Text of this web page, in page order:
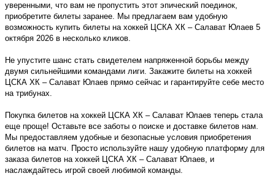
уверенными, что вам не пропустить этот эпический поединок,
приобретите билеты заранее. Мы предлагаем вам удобную
возможность купить билеты на хоккей ЦСКА ХК – Салават Юлаев 5
октября 2026 в несколько кликов.
Не упустите шанс стать свидетелем напряженной борьбы между
двумя сильнейшими командами лиги. Закажите билеты на хоккей
ЦСКА ХК – Салават Юлаев прямо сейчас и гарантируйте себе место
на трибунах.
Покупка билетов на хоккей ЦСКА ХК – Салават Юлаев теперь стала
еще проще! Оставьте все заботы о поиске и доставке билетов нам.
Мы предоставляем удобные и безопасные условия приобретения
билетов на матч. Просто используйте нашу удобную платформу для
заказа билетов на хоккей ЦСКА ХК – Салават Юлаев, и
наслаждайтесь игрой своей любимой команды.